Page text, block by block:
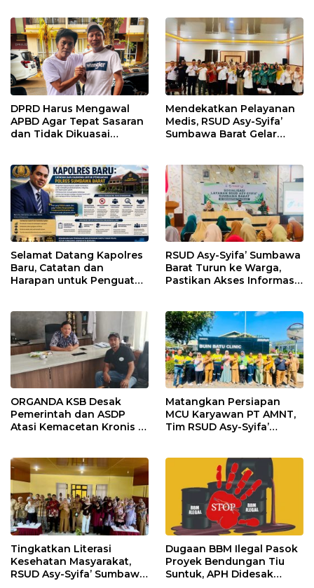
DPRD Harus Mengawal
APBD Agar Tepat Sasaran
dan Tidak Dikuasai
Mendekatkan Pelayanan
Medis, RSUD Asy-Syifa’
Sumbawa Barat Gelar
Selamat Datang Kapolres
Baru, Catatan dan
Harapan untuk Penguatan
RSUD Asy-Syifa’ Sumbawa
Barat Turun ke Warga,
Pastikan Akses Informasi
ORGANDA KSB Desak
Pemerintah dan ASDP
Atasi Kemacetan Kronis di
Matangkan Persiapan
MCU Karyawan PT AMNT,
Tim RSUD Asy-Syifa’
Tingkatkan Literasi
Kesehatan Masyarakat,
RSUD Asy-Syifa’ Sumbawa
Dugaan BBM Ilegal Pasok
Proyek Bendungan Tiu
Suntuk, APH Didesak